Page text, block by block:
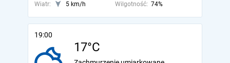
Wiatr:
5 km/h Wilgotność: 74%
19:00
17°C